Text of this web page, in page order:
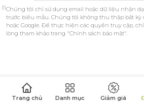
Trang chủ Danh mục Giảm giá
(1)Chúng tôi chỉ sử dụng email hoặc dữ liệu nhận
trước biểu mẫu. Chúng tôi không thu thập bất kỳ
hoặc Google. Để thực hiện các quyền truy cập,
lòng tham khảo trang "Chính sách bảo mật".
cáo nhắm mục tiêu đến
đối tượng hơn. Ngoài ra,
người dùng tùy chỉnh hơn
được cung cấp theo thông
Phân tích